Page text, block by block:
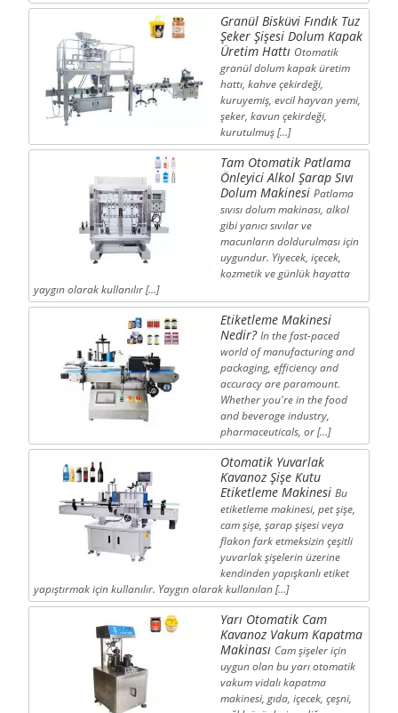
Granül Bisküvi Fındık Tuz
Şeker Şişesi Dolum Kapak
Üretim Hattı Otomatik
granül dolum kapak üretim
hattı, kahve çekirdeği,
kuruyemiş, evcil hayvan yemi,
şeker, kavun çekirdeği,
kurutulmuş […]
Tam Otomatik Patlama
Önleyici Alkol Şarap Sıvı
Dolum Makinesi Patlama
sıvısı dolum makinası, alkol
gibi yanıcı sıvılar ve
macunların doldurulması için
uygundur. Yiyecek, içecek,
kozmetik ve günlük hayatta
yaygın olarak kullanılır […]
Etiketleme Makinesi
Nedir? In the fast-paced
world of manufacturing and
packaging, efficiency and
accuracy are paramount.
Whether you're in the food
and beverage industry,
pharmaceuticals, or […]
Otomatik Yuvarlak
Kavanoz Şişe Kutu
Etiketleme Makinesi Bu
etiketleme makinesi, pet şişe,
cam şişe, şarap şişesi veya
flakon fark etmeksizin çeşitli
yuvarlak şişelerin üzerine
kendinden yapışkanlı etiket
yapıştırmak için kullanılır. Yaygın olarak kullanılan […]
Yarı Otomatik Cam
Kavanoz Vakum Kapatma
Makinası Cam şişeler için
uygun olan bu yarı otomatik
vakum vidalı kapatma
makinesi, gıda, içecek, çeşni,